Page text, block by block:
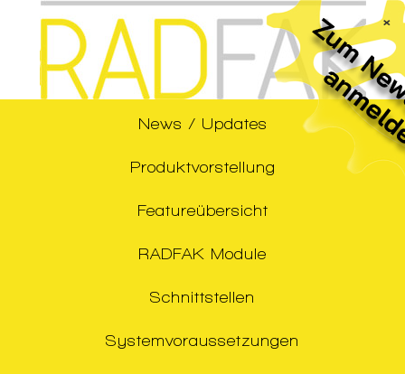
×
News / Updates
Produktvorstellung
Featureübersicht
RADFAK Module
Schnittstellen
Systemvoraussetzungen